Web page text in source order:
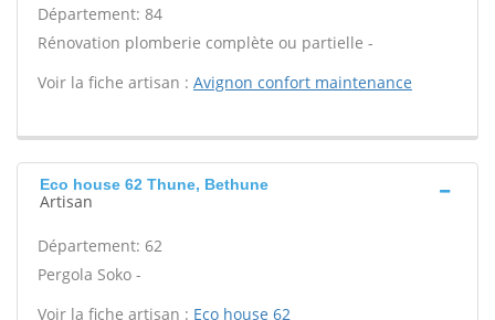
Département: 84
Rénovation plomberie complète ou partielle -
Voir la fiche artisan : Avignon confort maintenance
Eco house 62 Thune, Bethune
Artisan
Département: 62
Pergola Soko -
Voir la fiche artisan : Eco house 62